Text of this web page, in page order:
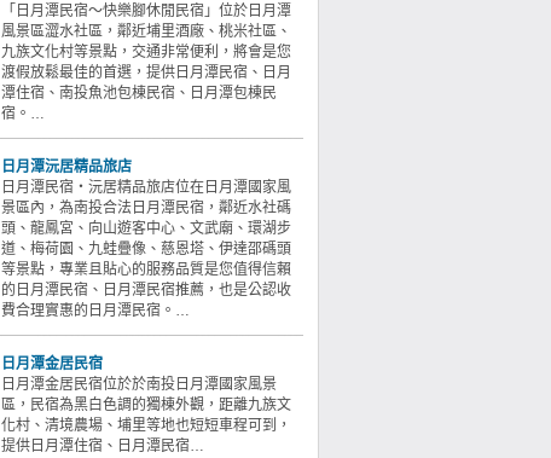
「日月潭民宿～快樂腳休閒民宿」位於日月潭
風景區澀水社區，鄰近埔里酒廠、桃米社區、
九族文化村等景點，交通非常便利，將會是您
渡假放鬆最佳的首選，提供日月潭民宿、日月
潭住宿、南投魚池包棟民宿、日月潭包棟民
宿。…
日月潭沅居精品旅店
日月潭民宿‧沅居精品旅店位在日月潭國家風
景區內，為南投合法日月潭民宿，鄰近水社碼
頭、龍鳳宮、向山遊客中心、文武廟、環湖步
道、梅荷園、九蛙疊像、慈恩塔、伊達邵碼頭
等景點，專業且貼心的服務品質是您值得信賴
的日月潭民宿、日月潭民宿推薦，也是公認收
費合理實惠的日月潭民宿。…
日月潭金居民宿
日月潭金居民宿位於於南投日月潭國家風景
區，民宿為黑白色調的獨棟外觀，距離九族文
化村、清境農場、埔里等地也短短車程可到，
提供日月潭住宿、日月潭民宿…